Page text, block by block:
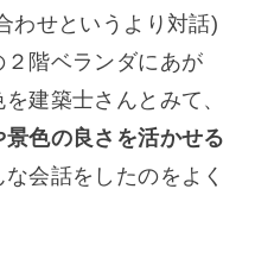
わせというより対話)
階ベランダにあが
建築士さんとみて、
景色の良さを活かせる
な会話をしたのをよく